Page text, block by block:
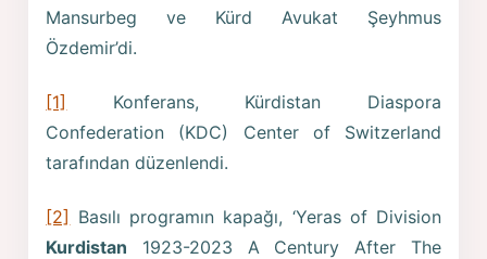
Mansurbeg ve Kürd Avukat Şeyhmus
Özdemir’di.
[1]
Konferans, Kürdistan Diaspora
Confederation (KDC) Center of Switzerland
tarafından düzenlendi.
[2] Basılı programın kapağı, ‘Yeras of Division
Kurdistan 1923-2023 A Century After The